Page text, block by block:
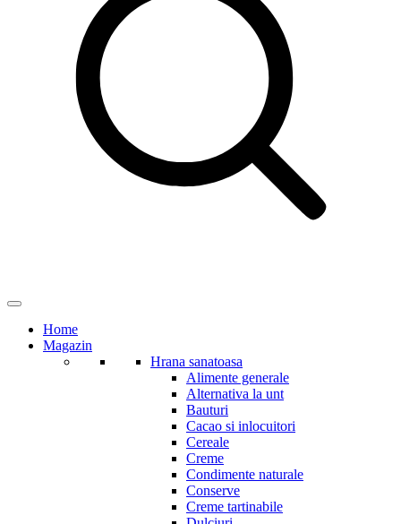
Home
Magazin
Hrana sanatoasa
Alimente generale
Alternativa la unt
Bauturi
Cacao si inlocuitori
Cereale
Creme
Condimente naturale
Conserve
Creme tartinabile